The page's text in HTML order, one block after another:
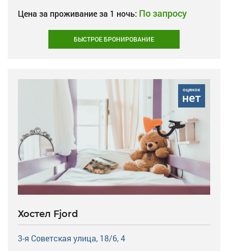
Цена за проживание за 1 ночь: По запросу
БЫСТРОЕ БРОНИРОВАНИЕ
оценок
нет
Хостел Fjord
3-я Советская улица, 18/6, 4